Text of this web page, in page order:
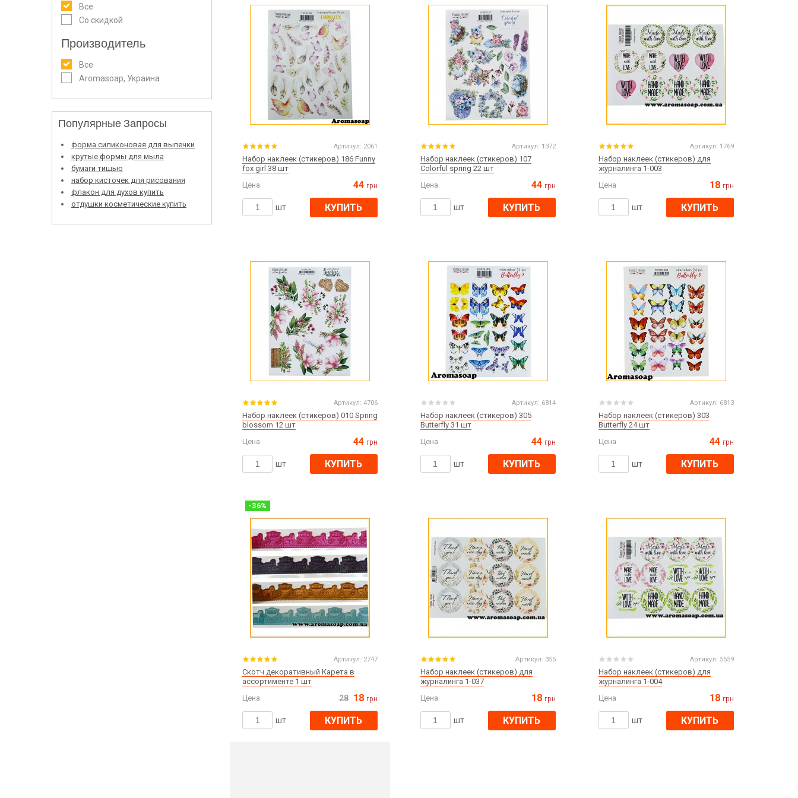
Хеллоуин (Halloween)
Все
Со скидкой
Производитель
Все
Aromasoap, Украина
Популярные Запросы
форма силиконовая для выпечки
крутые формы для мыла
бумаги тишью
набор кисточек для рисования
флакон для духов купить
отдушки косметические купить
Артикул: 2061
Набор наклеек (стикеров) 186 Funny
fox girl 38 шт
Цена
44 грн
шт КУПИТЬ
Артикул: 1372
Набор наклеек (стикеров) 107
Colorful spring 22 шт
Цена
44 грн
шт КУПИТЬ
Артикул: 1769
Набор наклеек (стикеров) для
журналинга 1-003
Цена
18 грн
шт КУПИТЬ
Артикул: 4706
Набор наклеек (стикеров) 010 Spring
blossom 12 шт
Цена
44 грн
шт КУПИТЬ
Артикул: 6814
Набор наклеек (стикеров) 305
Butterfly 31 шт
Цена
44 грн
шт КУПИТЬ
Артикул: 6813
Набор наклеек (стикеров) 303
Butterfly 24 шт
Цена
44 грн
шт КУПИТЬ
- 36%
Артикул: 2747
Скотч декоративный Карета в
ассортименте 1 шт
Цена
28 18 грн
шт КУПИТЬ
Артикул: 355
Набор наклеек (стикеров) для
журналинга 1-037
Цена
18 грн
шт КУПИТЬ
Артикул: 5559
Набор наклеек (стикеров) для
журналинга 1-004
Цена
18 грн
шт КУПИТЬ